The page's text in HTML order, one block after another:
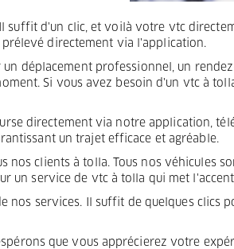
suffit d'un clic, et voilà votre vtc
directement via l'application.
déplacement professionnel, un
Si vous avez besoin d'un vtc à
directement via notre application,
un trajet efficace et agréable.
nos clients à tolla. Tous nos véhicules
un service de vtc à tolla qui met
nos services. Il suffit de quelques clics
que vous apprécierez votre